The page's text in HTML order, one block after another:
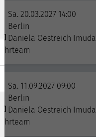
Sa. 20.03.2027 14:00
Berlin
Daniela Oestreich Imuda
Lehrteam
Sa. 11.09.2027 09:00
Berlin
Daniela Oestreich Imuda
Lehrteam